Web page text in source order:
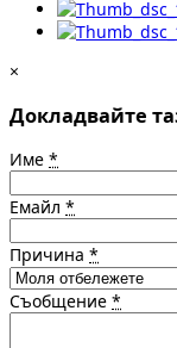
×
Докладвайте
Име *
Емайл *
Причина *
Съобщение *